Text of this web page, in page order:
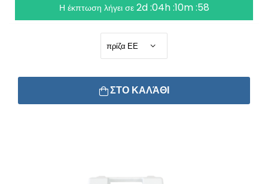
Η έκπτωση λήγει σε 2d :04h :10m :56
ΣΤΟ ΚΑΛΆΘΙ